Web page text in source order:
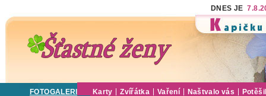
DNES JE
FOTOGALERIE Karty Zvířátka Vaření Naštvalo vás